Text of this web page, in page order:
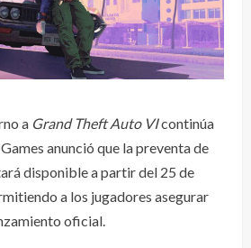
a Grand Theft Auto VIcontinúa
anunció que la preventa de
disponible a partir del 25 de
a los jugadores asegurar
oficial.